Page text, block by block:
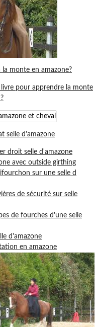
monte en amazone?
pour apprendre la monte
selle d'amazone
droit selle d'amazone
avec outside girthing
sur une selle d
de sécurité sur selle
de fourches d'une selle
d'amazone
en amazone